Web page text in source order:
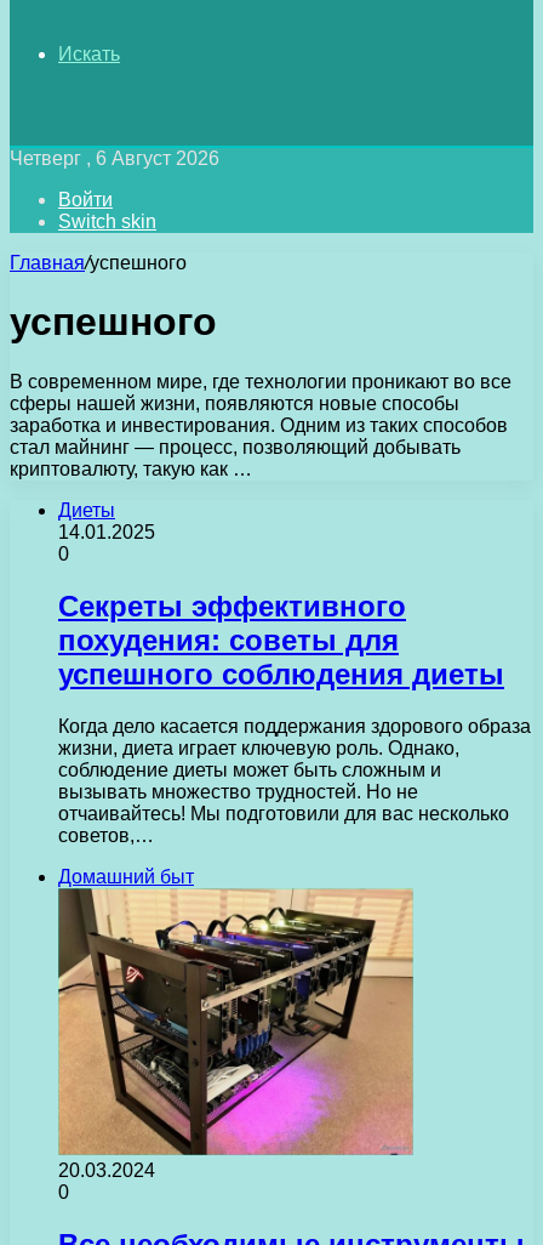
Искать
Четверг , 6 Август 2026
Войти
Switch skin
Главная/успешного
успешного
В современном мире, где технологии проникают во все
сферы нашей жизни, появляются новые способы
заработка и инвестирования. Одним из таких способов
стал майнинг — процесс, позволяющий добывать
криптовалюту, такую как …
Диеты
14.01.2025
0
Секреты эффективного
похудения: советы для
успешного соблюдения диеты
Когда дело касается поддержания здорового образа
жизни, диета играет ключевую роль. Однако,
соблюдение диеты может быть сложным и
вызывать множество трудностей. Но не
отчаивайтесь! Мы подготовили для вас несколько
советов,…
Домашний быт
20.03.2024
0